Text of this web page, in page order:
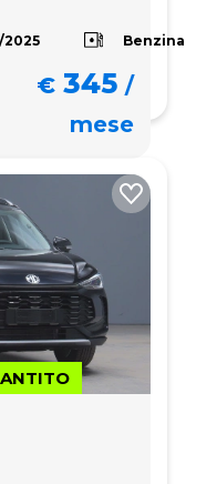
2025 Benzina
€ 345 /
mese